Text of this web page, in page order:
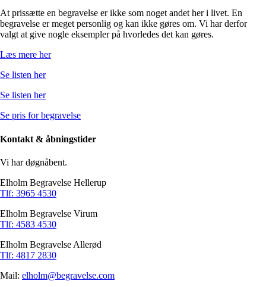
At prissætte en begravelse er ikke som noget andet her i livet. En
begravelse er meget personlig og kan ikke gøres om. Vi har derfor
valgt at give nogle eksempler på hvorledes det kan gøres.
Læs mere her
Se listen her
Se listen her
Se pris for begravelse
Kontakt & åbningstider
Vi har døgnåbent.
Elholm Begravelse Hellerup
Tlf: 3965 4530
Elholm Begravelse Virum
Tlf: 4583 4530
Elholm Begravelse Allerød
Tlf: 4817 2830
Mail: elholm@begravelse.com